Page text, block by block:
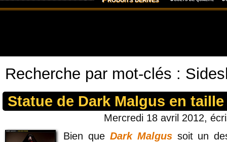
Recherche par mot-clés :
Statue de Dark Malgus en taille
Mercredi 18 avril 2012,
Bien que Dark Malgussoit un